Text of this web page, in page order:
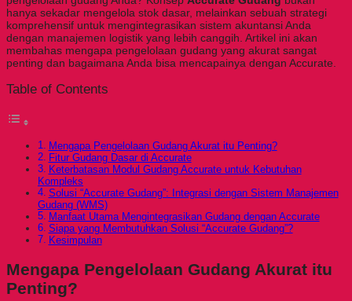
hanya sekadar mengelola stok dasar, melainkan sebuah strategi
komprehensif untuk mengintegrasikan sistem akuntansi Anda
dengan manajemen logistik yang lebih canggih. Artikel ini akan
membahas mengapa pengelolaan gudang yang akurat sangat
penting dan bagaimana Anda bisa mencapainya dengan Accurate.
Table of Contents
Mengapa Pengelolaan Gudang Akurat itu Penting?
Fitur Gudang Dasar di Accurate
Keterbatasan Modul Gudang Accurate untuk Kebutuhan
Kompleks
Solusi “Accurate Gudang”: Integrasi dengan Sistem Manajemen
Gudang (WMS)
Manfaat Utama Mengintegrasikan Gudang dengan Accurate
Siapa yang Membutuhkan Solusi “Accurate Gudang”?
Kesimpulan
Mengapa Pengelolaan Gudang Akurat itu
Penting?